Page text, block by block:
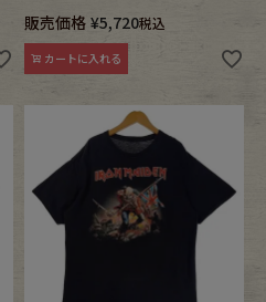
販売価格 ¥5,720税込
カートに入れる